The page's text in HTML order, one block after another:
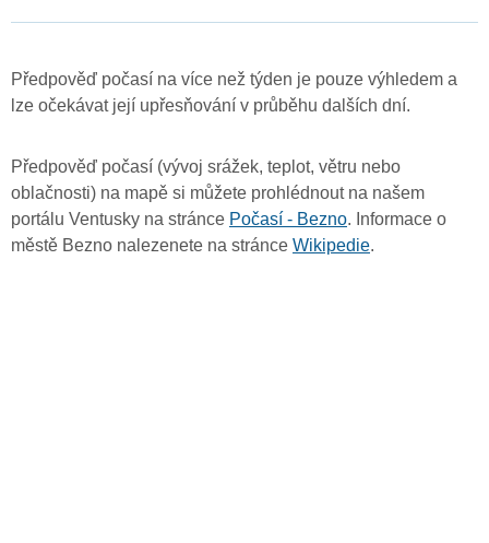
Předpověď počasí na více než týden je pouze výhledem a
lze očekávat její upřesňování v průběhu dalších dní.
Předpověď počasí (vývoj srážek, teplot, větru nebo
oblačnosti) na mapě si můžete prohlédnout na našem
portálu Ventusky na stránce Počasí - Bezno. Informace o
městě Bezno nalezenete na stránce Wikipedie.